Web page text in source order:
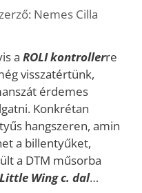
Nemes Cilla
a ROLI kontrollerre
visszatértünk,
érdemes
Konkrétan
hangszeren, amin
a billentyűket,
a DTM műsorba
Little Wing c. dal…